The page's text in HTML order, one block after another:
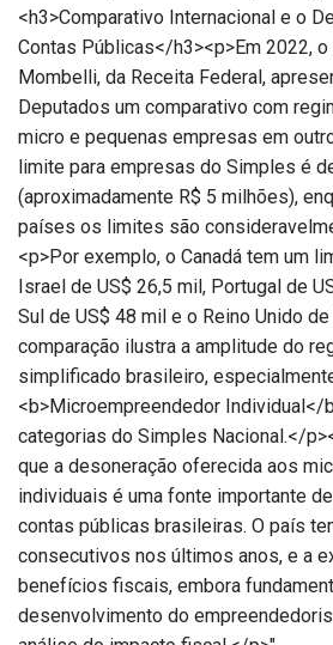
<h3>Comparativo Internacional e o
Contas Públicas</h3><p>Em 2022,
Mombelli, da Receita Federal,
Deputados um comparativo com
micro e pequenas empresas em
limite para empresas do Simples é
(aproximadamente R$ 5 milhões),
países os limites são
<p>Por exemplo, o Canadá tem um
Israel de US$ 26,5 mil, Portugal de
Sul de US$ 48 mil e o Reino Unido
comparação ilustra a amplitude do
simplificado brasileiro,
<b>Microempreendedor Individual</
categorias do Simples Nacional.</
que a desoneração oferecida aos
individuais é uma fonte importante
contas públicas brasileiras. O país
consecutivos nos últimos anos, e a
benefícios fiscais, embora
desenvolvimento do